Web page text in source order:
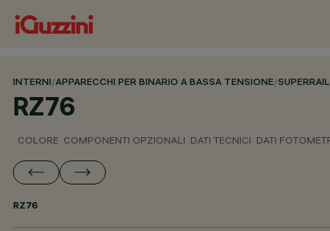
INTERNI/APPARECCHI PER BINARIO A BASSA TENSIONE/
RZ76
COLORE COMPONENTI OPZIONALI DATI TECNICI DATI
RZ76